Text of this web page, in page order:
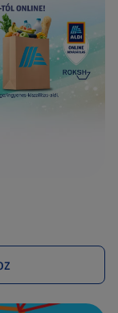
meg)